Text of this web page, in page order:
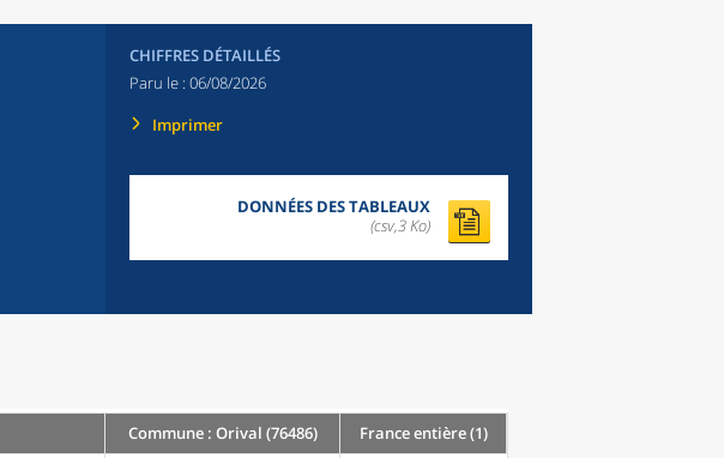
CHIFFRES DÉTAILLÉS
Paru le : 06/08/2026
Imprimer
DONNÉES DES TABLEAUX
(csv,3 Ko)
Commune : Orival (76486)
France entière (1)